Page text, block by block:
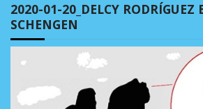
2020-01-20_DELCY RODRÍGUEZ
SCHENGEN